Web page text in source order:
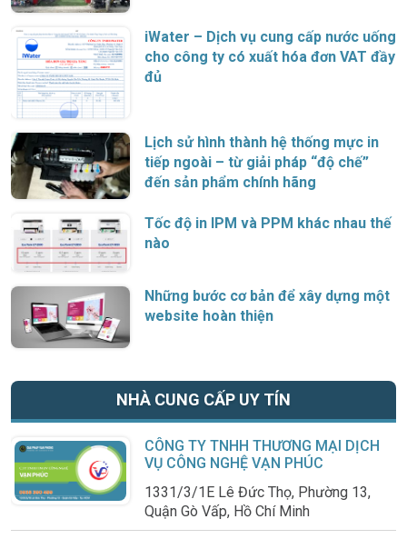
iWater – Dịch vụ cung cấp nước uống
cho công ty có xuất hóa đơn VAT đầy
đủ
Lịch sử hình thành hệ thống mực in
tiếp ngoài – từ giải pháp “độ chế”
đến sản phẩm chính hãng
Tốc độ in IPM và PPM khác nhau thế
nào
Những bước cơ bản để xây dựng một
website hoàn thiện
NHÀ CUNG CẤP UY TÍN
CÔNG TY TNHH THƯƠNG MẠI DỊCH
VỤ CÔNG NGHỆ VẠN PHÚC
1331/3/1E Lê Đức Thọ, Phường 13,
Quận Gò Vấp, Hồ Chí Minh